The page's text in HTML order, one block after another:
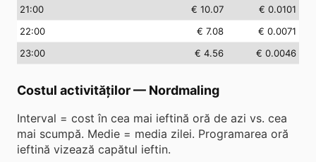
21:00 € 10.07
€ 0.0101
22:00 € 7.08
€ 0.0071
23:00 € 4.56 € 0.0046
Costul activităților— Nordmaling
Interval = cost în cea mai ieftină oră de azi vs. cea
mai scumpă. Medie = media zilei. Programarea oră
ieftină vizează capătul ieftin.